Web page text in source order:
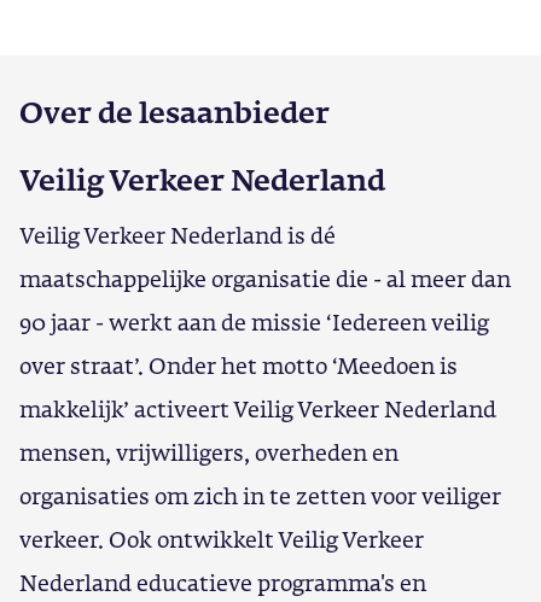
Over de lesaanbieder
Veilig Verkeer Nederland
Veilig Verkeer Nederland is dé
maatschappelijke organisatie die - al meer dan
90 jaar - werkt aan de missie ‘Iedereen veilig
over straat’. Onder het motto ‘Meedoen is
makkelijk’ activeert Veilig Verkeer Nederland
mensen, vrijwilligers, overheden en
organisaties om zich in te zetten voor veiliger
verkeer. Ook ontwikkelt Veilig Verkeer
Nederland educatieve programma's en